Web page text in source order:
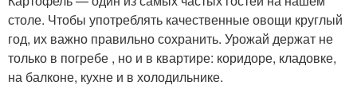
столе. Чтобы употреблять качественные овощи круглый
год, их важно правильно сохранить. Урожай держат не
только в погребе , но и в квартире: коридоре, кладовке,
на балконе, кухне и в холодильнике.